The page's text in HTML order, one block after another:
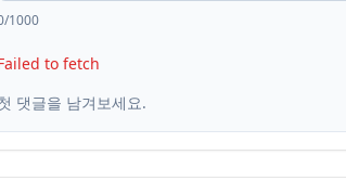
/1000
to fetch
댓글을 남겨보세요.